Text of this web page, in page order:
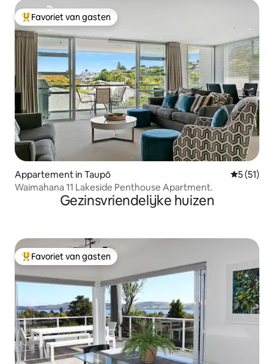
Topfavoriet van gasten
Favoriet van gasten
Appartement in Taupō
5 (51)
Waimahana 11 Lakeside Penthouse Apartment.
Gezinsvriendelijke huizen
Topfavoriet van gasten
Favoriet van gasten